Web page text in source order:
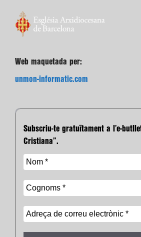
Web maquetada per:
unmon-informatic.com
Subscriu-te gratuïtament a l’e-
Cristiana”.